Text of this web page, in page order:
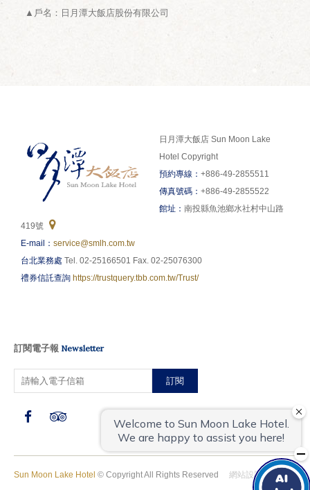
▲戶名：日月潭大飯店股份有限公司
日月潭大飯店 Sun Moon Lake
Hotel Copyright
預約專線： +886-49-2855511
傳真號碼： +886-49-2855522
館址： 南投縣魚池鄉水社村中山路
419號
E-mail： service@smlh.com.tw
台北業務處 Tel. 02-25166501 Fax. 02-25076300
禮券信託查詢 https://trustquery.tbb.com.tw/Trust/
訂閱電子報 Newsletter
訂閱
Sun Moon Lake Hotel © Copyright All Rights Reserved 網站設計‧iBest